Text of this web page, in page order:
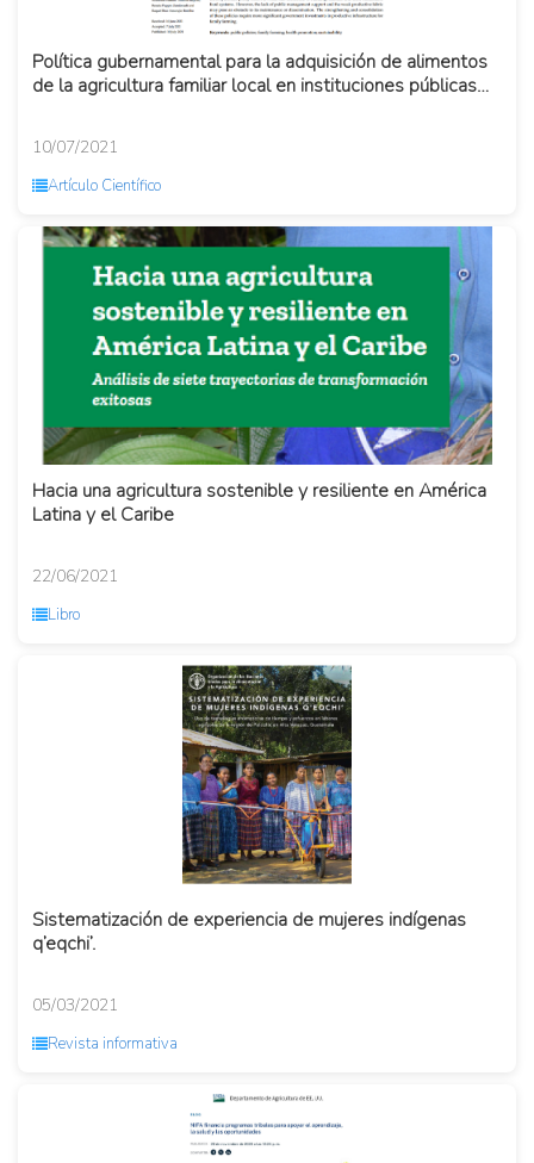
Política gubernamental para la adquisición de alimentos
de la agricultura familiar local en instituciones públicas
10/07/2021
Artículo Científico
Hacia una agricultura sostenible y resiliente en América
Latina y el Caribe
22/06/2021
Libro
Sistematización de experiencia de mujeres indígenas
q’eqchi’.
05/03/2021
Revista informativa